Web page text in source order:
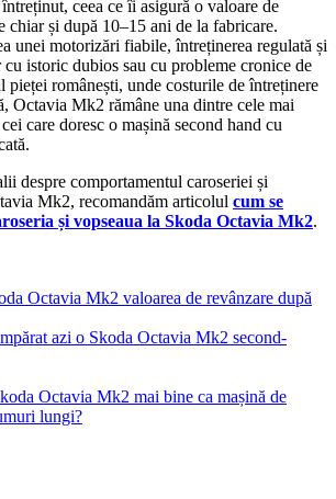
ceea ce îi asigură o valoare de
chiar și după 10–15 ani de la fabricare.
unei motorizări fiabile, întreținerea regulată și
istoric dubios sau cu probleme cronice de
pieței românești, unde costurile de întreținere
Octavia Mk2 rămâne una dintre cele mai
care doresc o mașină second hand cu
despre comportamentul caroseriei și
Mk2, recomandăm articolul cum se
și vopseaua la Skoda Octavia Mk2.
Octavia Mk2 valoarea de revânzare după
azi o Skoda Octavia Mk2 second-
Octavia Mk2 mai bine ca mașină de
lungi?